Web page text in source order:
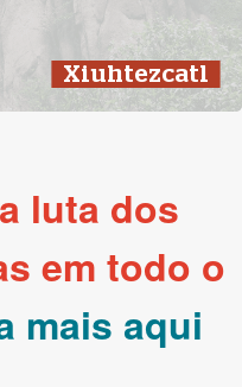
Xiuhtezcatl
luta dos
em todo o
mais aqui